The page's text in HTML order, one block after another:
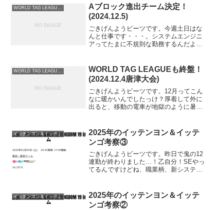
リしたりしようかなーと思っておりま
す。しかし寒いよね！菅林...
WORLD TAG LEAGUE 2024
Aブロック進出チーム決定！
(2024.12.5)
ごきげんようビーツです。今週土日はな
んと仕事です・・・。システムエンジニ
アってたまに不規則な勤務するんだよ
す。そしてブログ書きながらのビール旨
いね！ブシロード株価昨日か...
WORLD TAG LEAGUEも終盤！
(2024.12.4唐津大会)
ごきげんようビーツです。12月ってこん
なに暖かいんでしたっけ？厚着して外に
出ると、移動の電車が地獄のように暑い
い、育児優先しているので行けません
な。ブシロードの株主優待...
イッテンヨン＆イッテンゴ
2025年のイッテンヨン＆イッテ
ンゴ考察③
ごきげんようビーツです。昨日で鬼の12
連勤が終わりました…！乙自分！SEやっ
てるんですけどね、職業柄、新システム
育児最優先です。あー、麻雀したいぜ。
今日も元気にイッテン...
イッテンヨン＆イッテンゴ
2025年のイッテンヨン＆イッテ
ンゴ考察②